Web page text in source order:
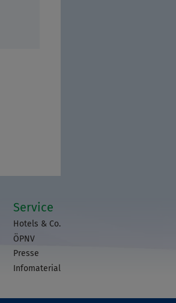
Service
Hotels & Co.
ÖPNV
Presse
Infomaterial